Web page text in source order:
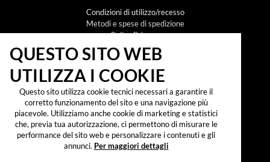
Condizioni di utilizzo/recesso
Metodi e spese di spedizione
Policy Privacy
Policy Cookie
NEWSLETTER
Iscrivendomi alla newsletter dichiaro di aver preso
visione dell'
informativa sul trattamento dei dati
personali secondo il reg. UE 2016/679 ("GDPR")
accetto di ricevere promozioni, offerte e
QUESTO SITO WEB
UTILIZZA I COOKIE
Questo sito utilizza cookie tecnici necessari a garantire il
corretto funzionamento del sito e una navigazione più
piacevole. Utilizziamo anche cookie di marketing e statistici
che, previa tua autorizzazione, ci permettono di misurare le
performance del sito web e personalizzare i contenuti e gli
annunci. Per maggiori dettagli